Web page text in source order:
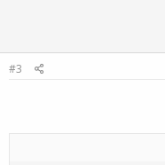
#3